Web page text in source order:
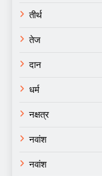
तीर्थ
तेज
दान
धर्म
नक्षत्र
नवांश
नवांश